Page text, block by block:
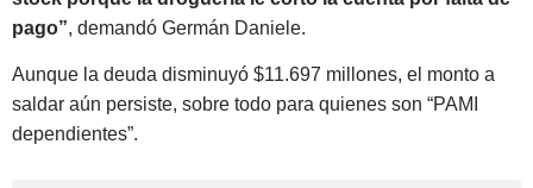
pago”, demandó Germán Daniele.
Aunque la deuda disminuyó $11.697 millones, el monto a
saldar aún persiste, sobre todo para quienes son “PAMI
dependientes”.